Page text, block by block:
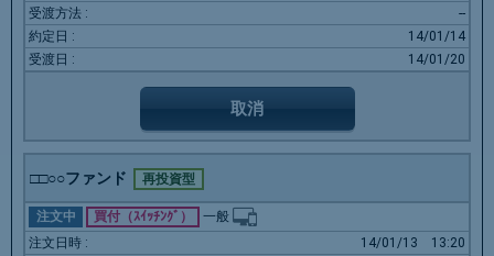
--
14/01/14
14/01/20
取消
□□○○ファンド 再投資型
注文中 買付（ｽｲｯﾁﾝｸﾞ）
一般
14/01/13
13:20